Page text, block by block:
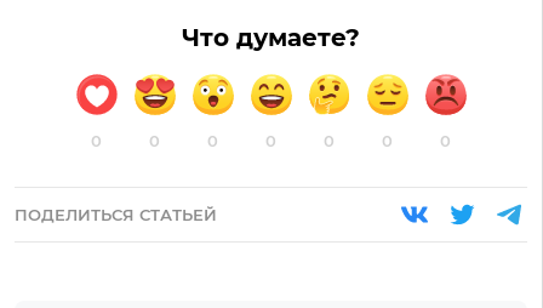
Что думаете?
0 0 0 0 0 0 0
ПОДЕЛИТЬСЯ СТАТЬЕЙ